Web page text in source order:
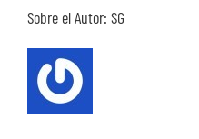
Sobre el Autor: SG